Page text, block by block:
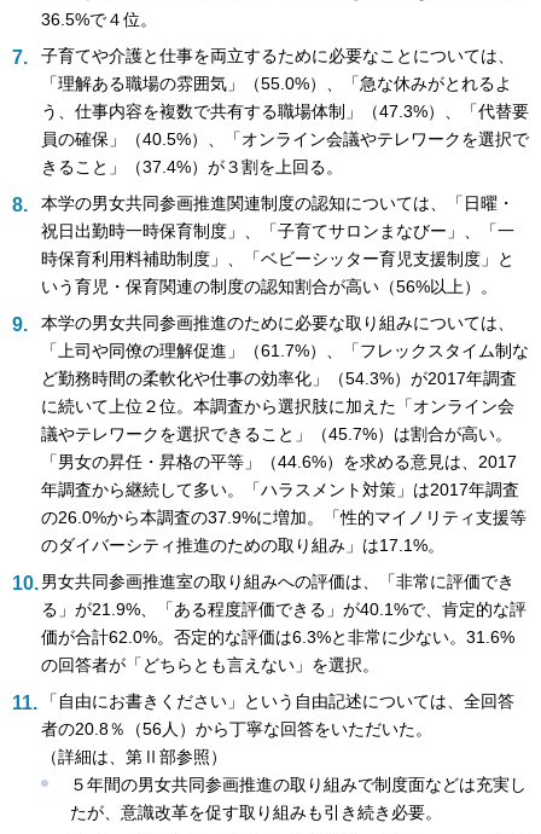
36.5%で４位。
子育てや介護と仕事を両立するために必要なことについては、
「理解ある職場の雰囲気」（55.0%）、「急な休みがとれるよ
う、仕事内容を複数で共有する職場体制」（47.3%）、「代替要
員の確保」（40.5%）、「オンライン会議やテレワークを選択で
きること」（37.4%）が３割を上回る。
本学の男女共同参画推進関連制度の認知については、「日曜・
祝日出勤時一時保育制度」、「子育てサロンまなびー」、「一
時保育利用料補助制度」、「ベビーシッター育児支援制度」と
いう育児・保育関連の制度の認知割合が高い（56%以上）。
本学の男女共同参画推進のために必要な取り組みについては、
「上司や同僚の理解促進」（61.7%）、「フレックスタイム制な
ど勤務時間の柔軟化や仕事の効率化」（54.3%）が2017年調査
に続いて上位２位。本調査から選択肢に加えた「オンライン会
議やテレワークを選択できること」（45.7%）は割合が高い。
「男女の昇任・昇格の平等」（44.6%）を求める意見は、2017
年調査から継続して多い。「ハラスメント対策」は2017年調査
の26.0%から本調査の37.9%に増加。「性的マイノリティ支援等
のダイバーシティ推進のための取り組み」は17.1%。
男女共同参画推進室の取り組みへの評価は、「非常に評価でき
る」が21.9%、「ある程度評価できる」が40.1%で、肯定的な評
価が合計62.0%。否定的な評価は6.3%と非常に少ない。31.6%
の回答者が「どちらとも言えない」を選択。
「自由にお書きください」という自由記述については、全回答
者の20.8％（56人）から丁寧な回答をいただいた。
（詳細は、第Ⅱ部参照）
５年間の男女共同参画推進の取り組みで制度面などは充実し
たが、意識改革を促す取り組みも引き続き必要。